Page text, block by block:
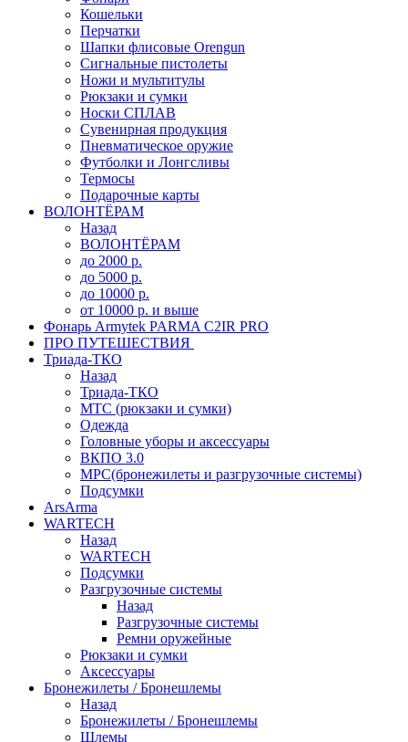
Кошельки
Перчатки
Шапки флисовые Orengun
Сигнальные пистолеты
Ножи и мультитулы
Рюкзаки и сумки
Носки СПЛАВ
Сувенирная продукция
Пневматическое оружие
Футболки и Лонгсливы
Термосы
Подарочные карты
ВОЛОНТЁРАМ
Назад
ВОЛОНТЁРАМ
до 2000 р.
до 5000 р.
до 10000 р.
от 10000 р. и выше
Фонарь Armytek PARMA C2IR PRO
ПРО ПУТЕШЕСТВИЯ
Триада-ТКО
Назад
Триада-ТКО
МТС (рюкзаки и сумки)
Одежда
Головные уборы и аксессуары
ВКПО 3.0
МРС(бронежилеты и разгрузочные системы)
Подсумки
ArsArma
WARTECH
Назад
WARTECH
Подсумки
Разгрузочные системы
Назад
Разгрузочные системы
Ремни оружейные
Рюкзаки и сумки
Аксессуары
Бронежилеты / Бронешлемы
Назад
Бронежилеты / Бронешлемы
Шлемы